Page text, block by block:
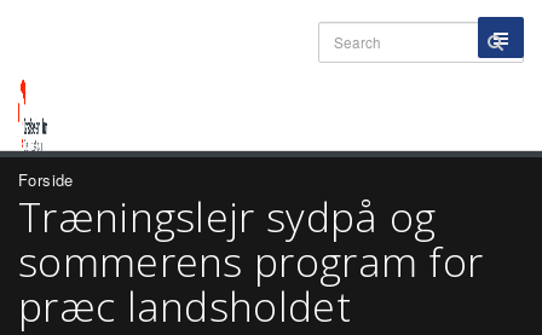
Forside
Træningslejr sydpå og
sommerens program for
præc landsholdet